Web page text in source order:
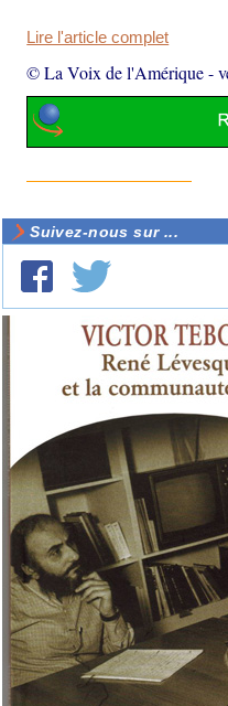
Lire l'article complet
© La Voix de l'Amérique-
Suivez-nous sur ...